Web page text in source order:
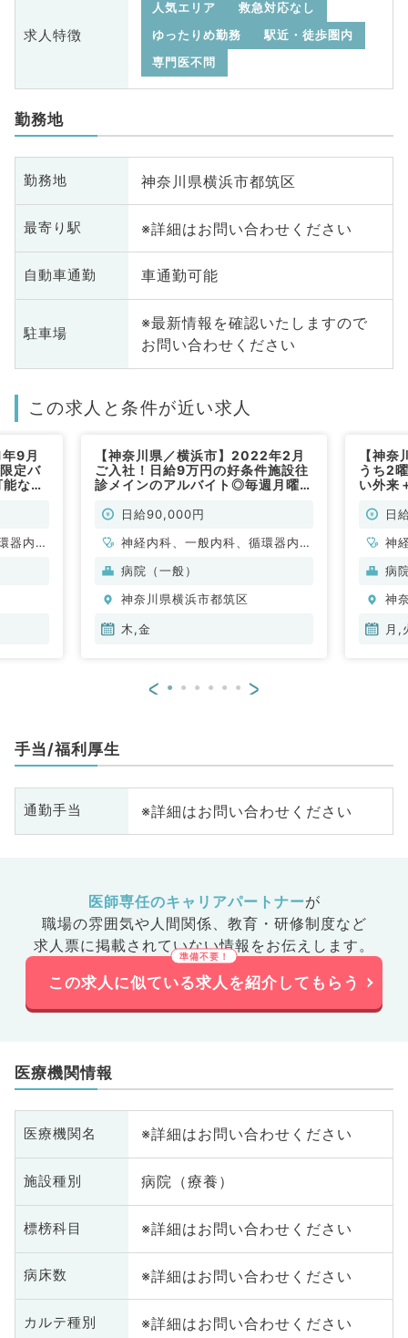
求人特徴
人気エリア
救急対応なし
ゆったりめ勤務
駅近・徒歩圏内
専門医不問
勤務地
勤務地 神奈川県横浜市都筑区
最寄り駅 ※詳細はお問い合わせください
自動車通勤 車通勤可能
駐車場
※最新情報を確認いたしますので
お問い合わせください
この求人と条件が近い求人
9月
定バ
な施
器内
【神奈川県／横浜市】2022年2月
ご入社！日給9万円の好条件施設往
診メインのアルバイト◎毎週月曜・
勤務可能（内科系／非常勤）
日給90,000円
神経内科、一般内科、循環器内
科、呼吸器内科、消化器内科、内
内科、血液内科、外科系全般、一
般外科
病院（一般）
神奈川県横浜市都筑区
木,金
【神
うち2
い外来
常勤）
日
神
病
神
月,
< >
手当/福利厚生
通勤手当 ※詳細はお問い合わせください
医師専任のキャリアパートナーが
職場の雰囲気や人間関係、 教育・研修制度など
求人票に掲載されていない情報をお伝えします。
この求人に似ている求人を紹介してもらう
医療機関情報
医療機関名 ※詳細はお問い合わせください
施設種別 病院（療養）
標榜科目 ※詳細はお問い合わせください
病床数 ※詳細はお問い合わせください
カルテ種別 ※詳細はお問い合わせください